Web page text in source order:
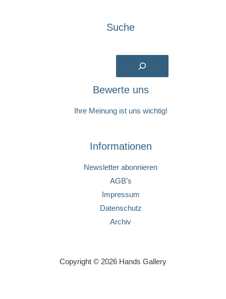
Suche
Bewerte uns
Ihre Meinung ist uns wichtig!
Informationen
Newsletter abonnieren
AGB’s
Impressum
Datenschutz
Archiv
Copyright © 2026 Hands Gallery